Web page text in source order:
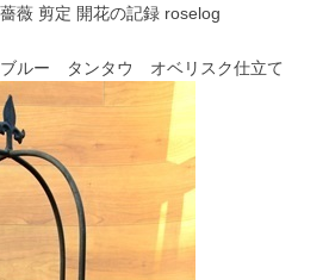
薇 剪定 開花の記録 roselog
ルー タンタウ オベリスク仕立て